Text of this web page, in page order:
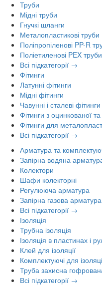
Труби
Мідні труби
Гнучкі шланги
Металопластикові труби
Поліпропіленові PP-R
Поліетиленові PEX труби
Всі підкатегорії →
Фітинги
Латунні фітинги
Мідні фітинги
Чавунні і сталеві фітинги
Фітинги з оцинкованої
Фітинги для
Всі підкатегорії →
Арматура та
Запірна водяна
Колектори
Шафи колекторні
Регулююча арматура
Запірна газова арматура
Всі підкатегорії →
Ізоляція
Трубна ізоляція
Ізоляція в пластинах і
Клей для ізоляції
Комплектуючі для
Труба захисна
Всі підкатегорії →